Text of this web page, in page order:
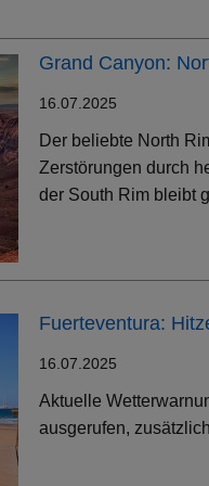
Grand Canyon:
16.07.2025
Der beliebte North
Zerstörungen durch
der South Rim bleibt
Fuerteventura:
16.07.2025
Aktuelle
ausgerufen,